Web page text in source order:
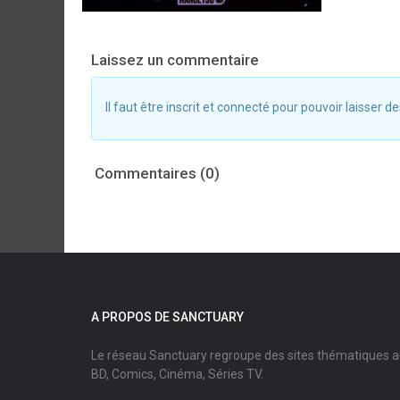
Laissez un commentaire
Il faut être inscrit et connecté pour pouvoir laisser
Commentaires (0)
A PROPOS DE SANCTUARY
Le réseau Sanctuary regroupe des sites thématiques
BD, Comics, Cinéma, Séries TV.